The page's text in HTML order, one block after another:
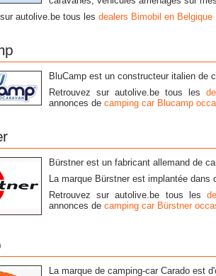
autolive.be tous les dealers Bimobil en Belgique
BluCamp est un constructeur italien de
Retrouvez sur autolive.be tous les
annonces de camping car Blucamp
Bürstner est un fabricant allemand de
La marque Bürstner est implantée dans
Retrouvez sur autolive.be tous les
annonces de camping car Bürstner
La marque de camping-car Carado est